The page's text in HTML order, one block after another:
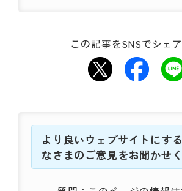
この記事をSNSでシェ
より良いウェブサイトにす
なさまのご意見をお聞かせ